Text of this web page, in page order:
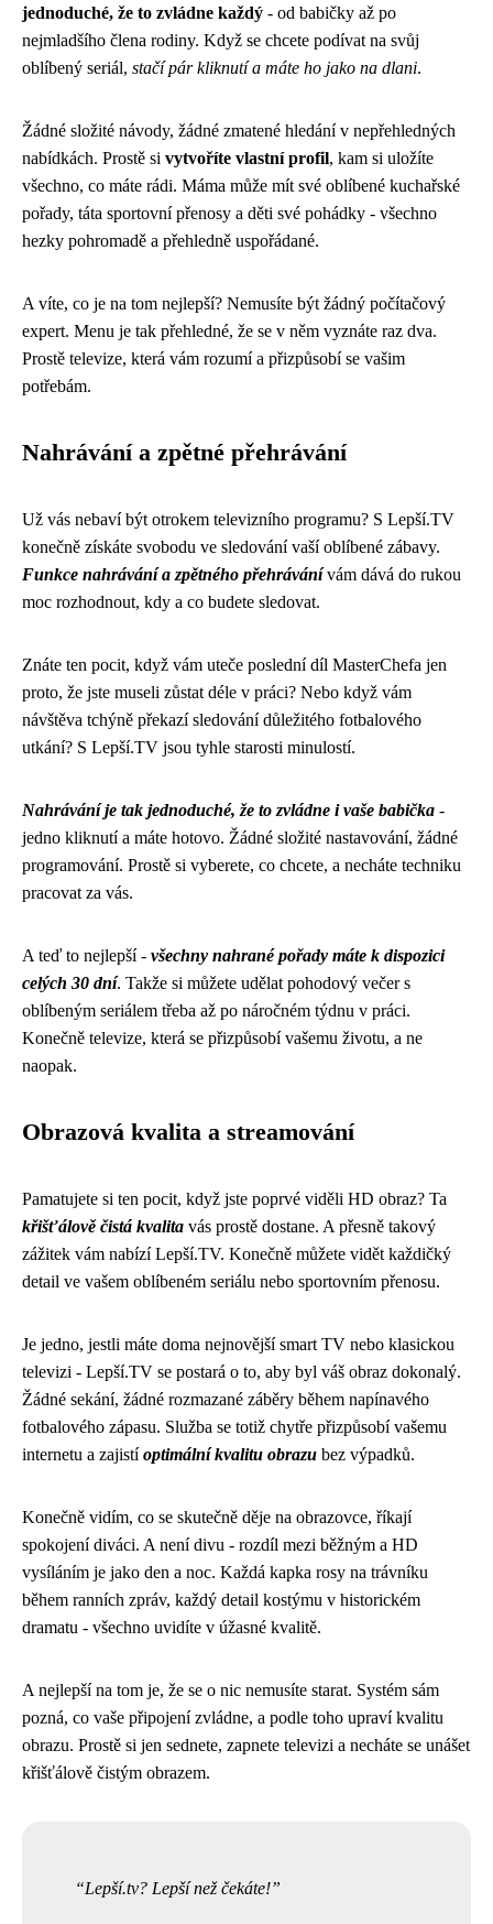
jednoduché, že to zvládne každý - od babičky až po
nejmladšího člena rodiny. Když se chcete podívat na svůj
oblíbený seriál, stačí pár kliknutí a máte ho jako na dlani.
Žádné složité návody, žádné zmatené hledání v nepřehledných
nabídkách. Prostě si vytvoříte vlastní profil, kam si uložíte
všechno, co máte rádi. Máma může mít své oblíbené kuchařské
pořady, táta sportovní přenosy a děti své pohádky - všechno
hezky pohromadě a přehledně uspořádané.
A víte, co je na tom nejlepší? Nemusíte být žádný počítačový
expert. Menu je tak přehledné, že se v něm vyznáte raz dva.
Prostě televize, která vám rozumí a přizpůsobí se vašim
potřebám.
Nahrávání a zpětné přehrávání
Už vás nebaví být otrokem televizního programu? S Lepší.TV
konečně získáte svobodu ve sledování vaší oblíbené zábavy.
Funkce nahrávání a zpětného přehrávánívám dává do rukou
moc rozhodnout, kdy a co budete sledovat.
Znáte ten pocit, když vám uteče poslední díl MasterChefa jen
proto, že jste museli zůstat déle v práci? Nebo když vám
návštěva tchýně překazí sledování důležitého fotbalového
utkání? S Lepší.TV jsou tyhle starosti minulostí.
Nahrávání je tak jednoduché, že to zvládne i vaše babička -
jedno kliknutí a máte hotovo. Žádné složité nastavování, žádné
programování. Prostě si vyberete, co chcete, a necháte techniku
pracovat za vás.
A teď to nejlepší - všechny nahrané pořady máte k dispozici
celých 30 dní. Takže si můžete udělat pohodový večer s
oblíbeným seriálem třeba až po náročném týdnu v práci.
Konečně televize, která se přizpůsobí vašemu životu, a ne
naopak.
Obrazová kvalita a streamování
Pamatujete si ten pocit, když jste poprvé viděli HD obraz? Ta
křišťálově čistá kvalita vás prostě dostane. A přesně takový
zážitek vám nabízí Lepší.TV. Konečně můžete vidět každičký
detail ve vašem oblíbeném seriálu nebo sportovním přenosu.
Je jedno, jestli máte doma nejnovější smart TV nebo klasickou
televizi - Lepší.TV se postará o to, aby byl váš obraz dokonalý.
Žádné sekání, žádné rozmazané záběry během napínavého
fotbalového zápasu. Služba se totiž chytře přizpůsobí vašemu
internetu a zajistíoptimální kvalitu obrazu bez výpadků.
Konečně vidím, co se skutečně děje na obrazovce, říkají
spokojení diváci. A není divu - rozdíl mezi běžným a HD
vysíláním je jako den a noc. Každá kapka rosy na trávníku
během ranních zpráv, každý detail kostýmu v historickém
dramatu - všechno uvidíte v úžasné kvalitě.
A nejlepší na tom je, že se o nic nemusíte starat. Systém sám
pozná, co vaše připojení zvládne, a podle toho upraví kvalitu
obrazu. Prostě si jen sednete, zapnete televizi a necháte se unášet
křišťálově čistým obrazem.
Lepší.tv? Lepší než čekáte!